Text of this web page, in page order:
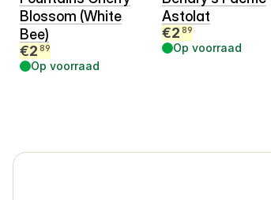
Blossom (White
Bee)
€2 89
Op voorraad
Astolat
€2 89
Op voorraad